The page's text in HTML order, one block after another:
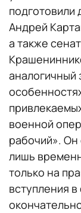
подготовили
Андрей
а также
военной
рабочий». Он
лишь
только на
вступления